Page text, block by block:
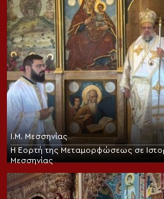
Ι.Μ. Μεσσηνίας
Η Εορτή της Μεταμορφώσεως σε
Μεσσηνίας